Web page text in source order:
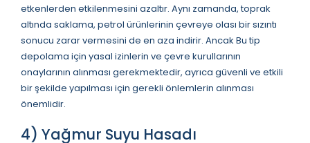
etkenlerden etkilenmesini azaltır. Aynı zamanda, toprak
altında saklama, petrol ürünlerinin çevreye olası bir sızıntı
sonucu zarar vermesini de en aza indirir. Ancak Bu tip
depolama için yasal izinlerin ve çevre kurullarının
onaylarının alınması gerekmektedir, ayrıca güvenli ve etkili
bir şekilde yapılması için gerekli önlemlerin alınması
önemlidir.
4) Yağmur Suyu Hasadı